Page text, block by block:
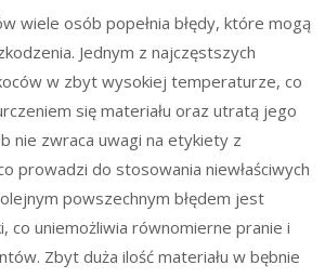
wiele osób popełnia błędy, które mogą
Jednym z najczęstszych
w zbyt wysokiej temperaturze, co
się materiału oraz utratą jego
nie zwraca uwagi na etykiety z
prowadzi do stosowania niewłaściwych
powszechnym błędem jest
co uniemożliwia równomierne pranie i
Zbyt duża ilość materiału w bębnie